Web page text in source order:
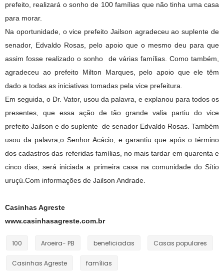
prefeito, realizará o sonho de 100 famílias que não tinha uma casa
para morar.
Na oportunidade, o vice prefeito Jailson agradeceu ao suplente de
senador, Edvaldo Rosas, pelo apoio que o mesmo deu para que
assim fosse realizado o sonho de várias famílias. Como também,
agradeceu ao prefeito Milton Marques, pelo apoio que ele têm
dado a todas as iniciativas tomadas pela vice prefeitura.
Em seguida, o Dr. Vator, usou da palavra, e explanou para todos os
presentes, que essa ação de tão grande valia partiu do vice
prefeito Jailson e do suplente de senador Edvaldo Rosas. Também
usou da palavra,o Senhor Acácio, e garantiu que após o término
dos cadastros das referidas famílias, no mais tardar em quarenta e
cinco dias, será iniciada a primeira casa na comunidade do Sítio
uruçú.Com informações de Jailson Andrade.
Casinhas Agreste
www.casinhasagreste.com.br
100 Aroeira- PB beneficiadas Casas populares
Casinhas Agreste famílias